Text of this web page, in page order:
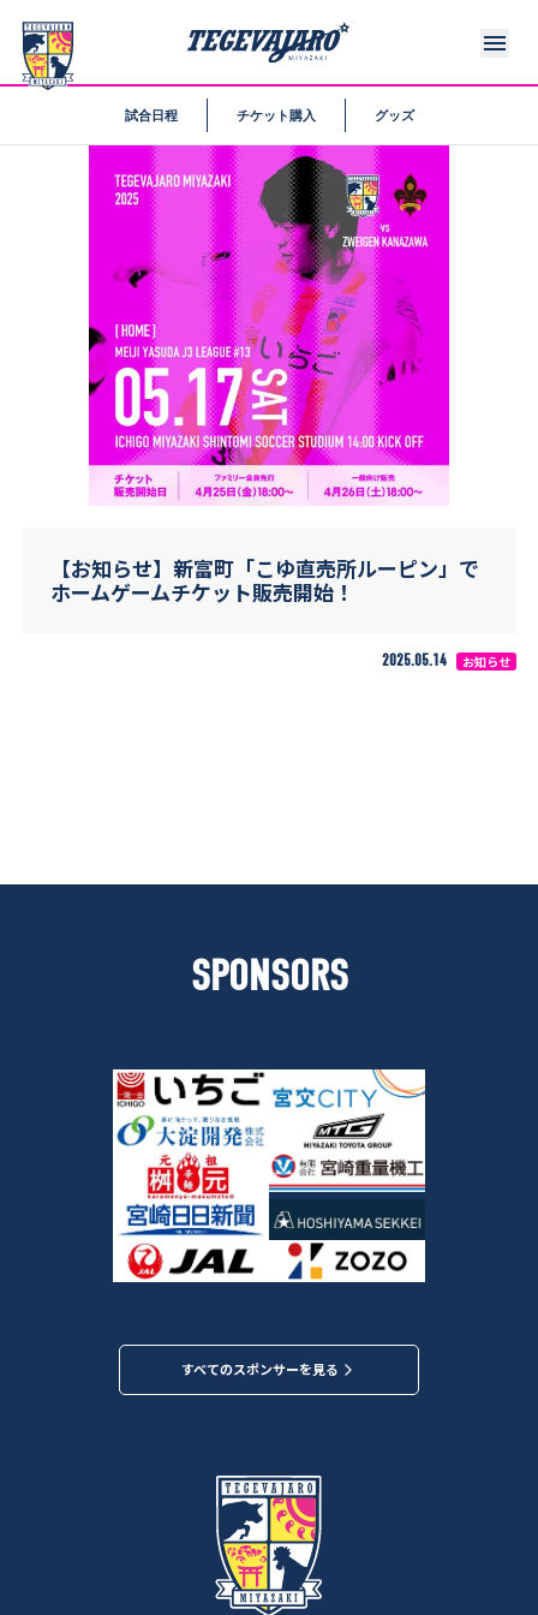
試合日程 チケット購入 グッズ
【お知らせ】新富町「こゆ直売所ルーピン」で
ホームゲームチケット販売開始！
2025.05.14 お知らせ
SPONSORS
すべてのスポンサーを見る